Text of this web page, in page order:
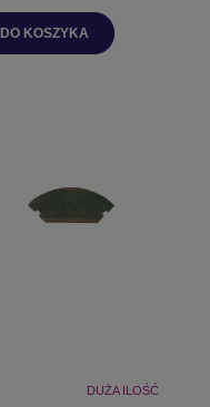
DO KOSZYKA
DUŻA ILOŚĆ